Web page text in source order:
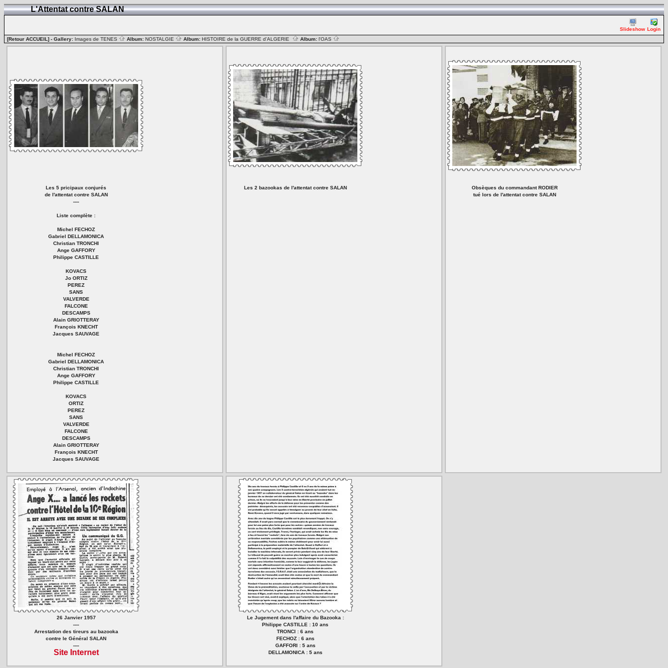
L'Attentat contre SALAN
Slideshow Login
[Retour ACCUEIL] - Gallery: Images de TENES Album: NOSTALGIE Album: HISTOIRE de la GUERRE d'ALGERIE Album: l'OAS
Les 5 pricipaux conjurés
de l'attentat contre SALAN
----
Liste complète :
Michel FECHOZ
Gabriel DELLAMONICA
Christian TRONCHI
Ange GAFFORY
Philippe CASTILLE
KOVACS
Jo ORTIZ
PEREZ
SANS
VALVERDE
FALCONE
DESCAMPS
Alain GRIOTTERAY
François KNECHT
Jacques SAUVAGE
Michel FECHOZ
Gabriel DELLAMONICA
Christian TRONCHI
Ange GAFFORY
Philippe CASTILLE
KOVACS
ORTIZ
PEREZ
SANS
VALVERDE
FALCONE
DESCAMPS
Alain GRIOTTERAY
François KNECHT
Jacques SAUVAGE
Les 2 bazookas de l'attentat contre SALAN
Obsèques du commandant RODIER
tué lors de l'attentat contre SALAN
26 Janvier 1957
----
Arrestation des tireurs au bazooka
contre le Général SALAN
----
Site Internet
Le Jugement dans l'affaire du Bazooka :
Philippe CASTILLE : 10 ans
TRONCI : 6 ans
FECHOZ : 6 ans
GAFFORI : 5 ans
DELLAMONICA : 5 ans